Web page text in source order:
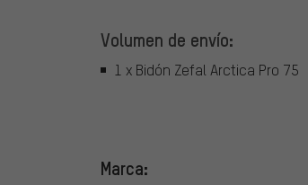
Volumen de envío:
1 x Bidón Zefal Arctica Pro 75
Marca: